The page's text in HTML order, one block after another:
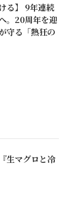
る】 9年連続
。20周年を迎
守る「熱狂の
生マグロと冷